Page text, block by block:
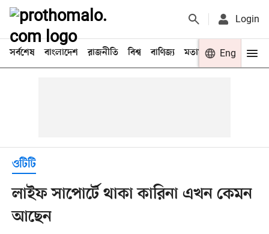
Login
সর্বশেষ বাংলাদেশ রাজনীতি বিশ্ব বাণিজ্য মতামত খেলা
Eng
ওটিটি
লাইফ সাপোর্টে থাকা কারিনা এখন কেমন
আছেন